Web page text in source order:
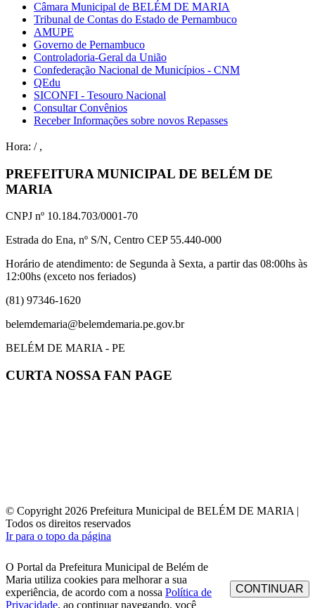
Câmara Municipal de BELÉM DE MARIA
Tribunal de Contas do Estado de Pernambuco
AMUPE
Governo de Pernambuco
Controladoria-Geral da União
Confederação Nacional de Municípios - CNM
QEdu
SICONFI - Tesouro Nacional
Consultar Convênios
Receber Informações sobre novos Repasses
Hora: / ,
PREFEITURA MUNICIPAL DE BELÉM DE
MARIA
CNPJ nº 10.184.703/0001-70
Estrada do Ena, nº S/N, Centro CEP 55.440-000
Horário de atendimento: de Segunda à Sexta, a partir das 08:00hs às
12:00hs (exceto nos feriados)
(81) 97346-1620
belemdemaria@belemdemaria.pe.gov.br
BELÉM DE MARIA - PE
CURTA NOSSA FAN PAGE
© Copyright 2026 Prefeitura Municipal de BELÉM DE MARIA |
Todos os direitos reservados
Ir para o topo da página
O Portal da Prefeitura Municipal de Belém de
Maria utiliza cookies para melhorar a sua
experiência, de acordo com a nossa Política de
Privacidade, ao continuar navegando, você
CONTINUAR